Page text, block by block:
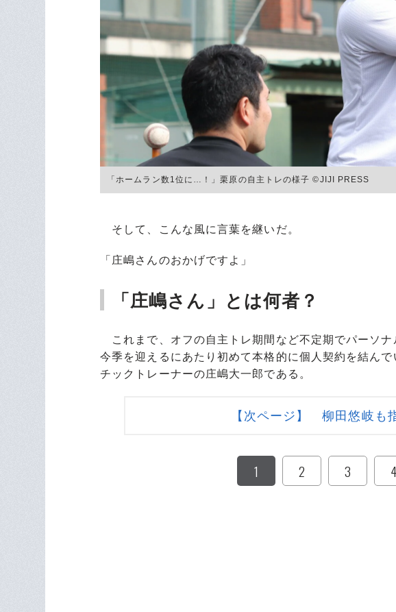
「ホームラン数1位に…！」栗原の自主トレの様子 ©JIJI PRESS
そして、こんな風に言葉を継いだ。
「庄嶋さんのおかげですよ」
「庄嶋さん」とは何者？
これまで、オフの自主トレ期間など不定期でパーソナ
今季を迎えるにあたり初めて本格的に個人契約を結ん
チックトレーナーの庄嶋大一郎である。
【次ページ】 柳田悠岐も
1 2 3 4